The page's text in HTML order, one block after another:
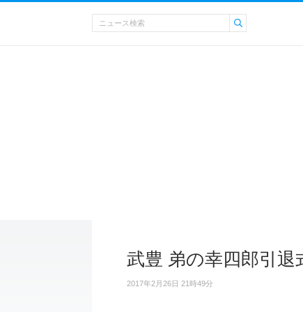
武豊 弟の幸四郎引
2017年2月26日 21時49分